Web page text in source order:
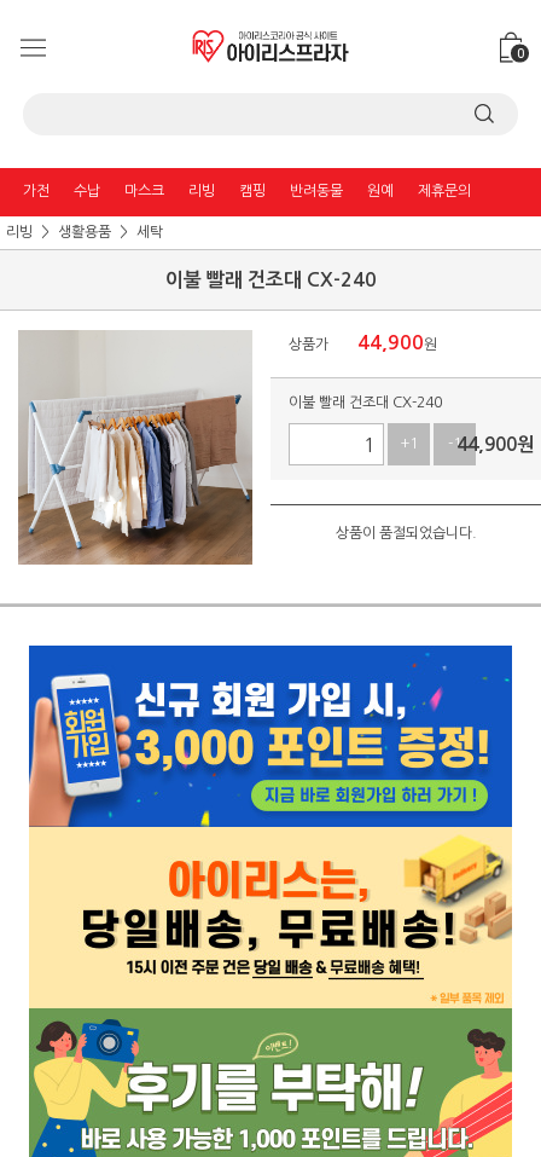
0
가전 수납 마스크 리빙 캠핑 반려동물 원예 제휴문의
리빙 생활용품 세탁
이불 빨래 건조대 CX-240
상품가 44,900원
이불 빨래 건조대 CX-240
+1 -144,900원
상품이 품절되었습니다.